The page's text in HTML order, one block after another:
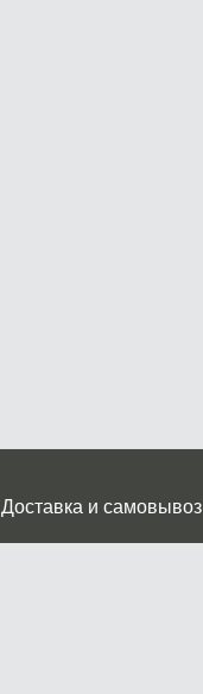
Доставка и самовывоз